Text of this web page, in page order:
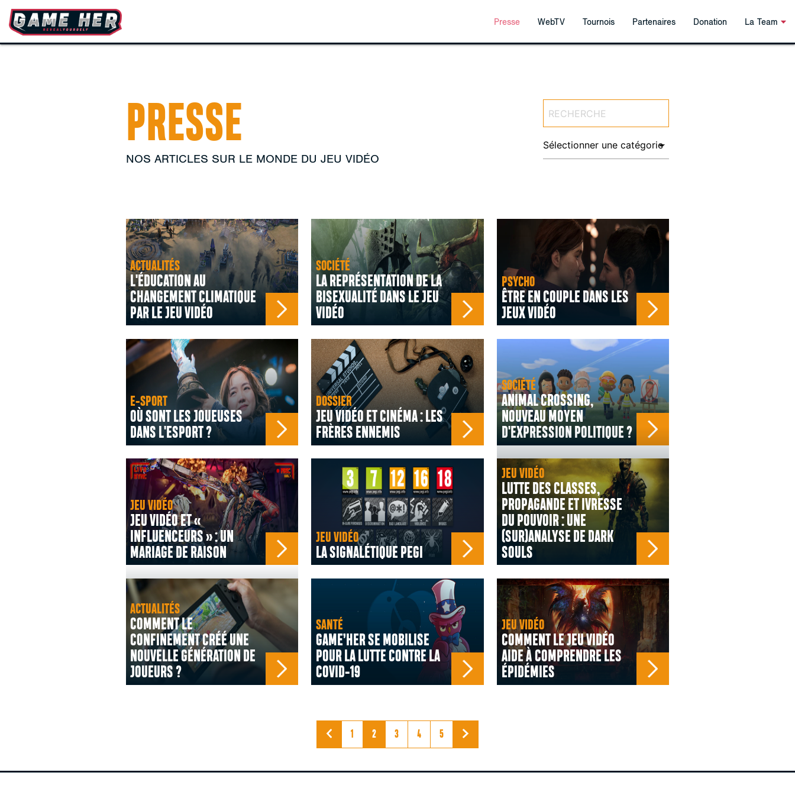
Presse WebTV Tournois Partenaires Donation La Team
PRESSE
NOS ARTICLES SUR LE MONDE DU JEU VIDÉO
ACTUALITÉS
L'ÉDUCATION AU
CHANGEMENT CLIMATIQUE
PAR LE JEU VIDÉO
SOCIÉTÉ
LA REPRÉSENTATION DE LA
BISEXUALITÉ DANS LE JEU
VIDÉO
PSYCHO
ÊTRE EN COUPLE DANS LES
JEUX VIDÉO
E-SPORT
OÙ SONT LES JOUEUSES
DANS L'ESPORT ?
DOSSIER
JEU VIDÉO ET CINÉMA : LES
FRÈRES ENNEMIS
SOCIÉTÉ
ANIMAL CROSSING,
NOUVEAU MOYEN
D'EXPRESSION POLITIQUE ?
JEU VIDÉO
JEU VIDÉO ET «
INFLUENCEURS » : UN
MARIAGE DE RAISON
JEU VIDÉO
LA SIGNALÉTIQUE PEGI
JEU VIDÉO
LUTTE DES CLASSES,
PROPAGANDE ET IVRESSE
DU POUVOIR : UNE
(SUR)ANALYSE DE DARK
SOULS
ACTUALITÉS
COMMENT LE
CONFINEMENT CRÉÉ UNE
NOUVELLE GÉNÉRATION DE
JOUEURS ?
SANTÉ
GAME’HER SE MOBILISE
POUR LA LUTTE CONTRE LA
COVID-19
JEU VIDÉO
COMMENT LE JEU VIDÉO
AIDE À COMPRENDRE LES
ÉPIDÉMIES
1 2 3 4 5